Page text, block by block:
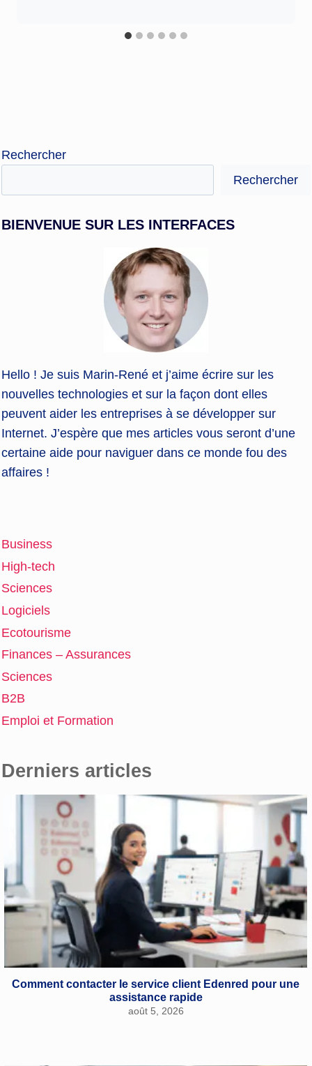
Rechercher
Rechercher
BIENVENUE SUR LES INTERFACES
Hello ! Je suis Marin-René et j’aime écrire sur les
nouvelles technologies et sur la façon dont elles
peuvent aider les entreprises à se développer sur
Internet. J’espère que mes articles vous seront d’une
certaine aide pour naviguer dans ce monde fou des
affaires !
Business
High-tech
Sciences
Logiciels
Ecotourisme
Finances – Assurances
Sciences
B2B
Emploi et Formation
Derniers articles
Comment contacter le service client Edenred pour une
assistance rapide
août 5, 2026